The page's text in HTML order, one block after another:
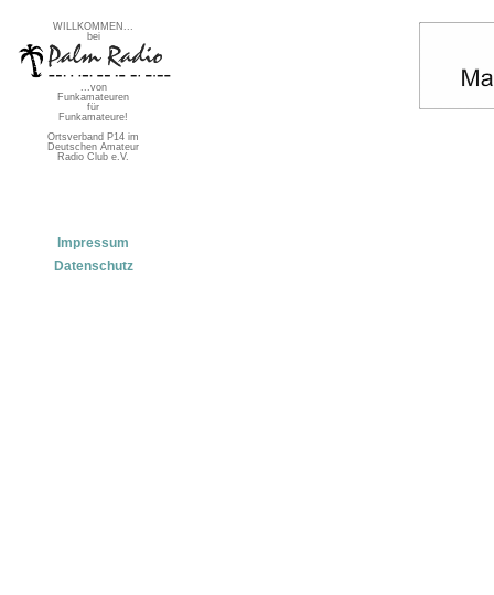
WILLKOMMEN...
bei
...von
Funkamateuren
für
Funkamateure!
Ortsverband P14 im
Deutschen Amateur
Radio Club e.V.
Impressum
Datenschutz